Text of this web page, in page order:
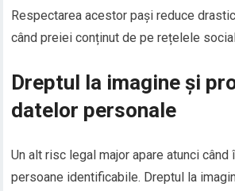
Respectarea acestor pași reduce
când preiei conținut de pe rețelele
Dreptul la imagine și
datelor personale
Un alt risc legal major apare atunci când
persoane identificabile. Dreptul la